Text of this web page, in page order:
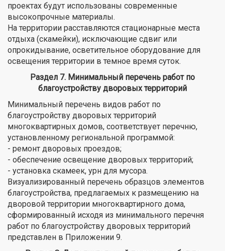
проектах будут использованы современные
высокопрочные материалы.
На территории расставляются стационарные места
отдыха (скамейки), исключающие сдвиг или
опрокидывание, осветительное оборудование для
освещения территории в темное время суток.
Раздел 7. Минимальный перечень работ по
благоустройству дворовых территорий
Минимальный перечень видов работ по
благоустройству дворовых территорий
многоквартирных домов, соответствует перечню,
установленному региональной программой:
- ремонт дворовых проездов;
- обеспечение освещение дворовых территорий;
- установка скамеек, урн для мусора.
Визуализированный перечень образцов элементов
благоустройства, предлагаемых к размещению на
дворовой территории многоквартирного дома,
сформированный исходя из минимального перечня
работ по благоустройству дворовых территорий
представлен в Приложении 9.